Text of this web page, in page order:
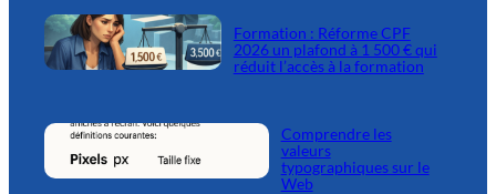
Formation : Réforme CPF
2026 un plafond à 1 500 € qui
réduit l’accès à la formation
Comprendre les
valeurs
typographiques sur le
Web